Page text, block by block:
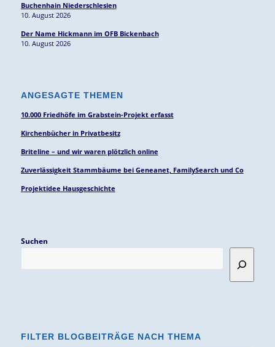
Buchenhain Niederschlesien
10. August 2026
Der Name Hickmann im OFB Bickenbach
10. August 2026
ANGESAGTE THEMEN
10.000 Friedhöfe im Grabstein-Projekt erfasst
Kirchenbücher in Privatbesitz
Briteline – und wir waren plötzlich online
Zuverlässigkeit Stammbäume bei Geneanet, FamilySearch und Co
Projektidee Hausgeschichte
Suchen
FILTER BLOGBEITRÄGE NACH THEMA